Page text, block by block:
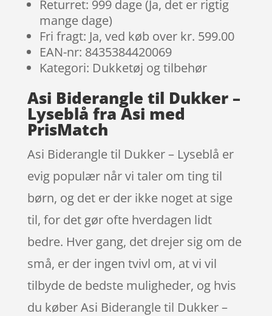
Returret: 999 dage (Ja, det er rigtig
mange dage)
Fri fragt: Ja, ved køb over kr. 599.00
EAN-nr: 8435384420069
Kategori: Dukketøj og tilbehør
Asi Biderangle til Dukker –
Lyseblå fra Asi med
PrisMatch
Asi Biderangle til Dukker – Lyseblå er
evig populær når vi taler om ting til
børn, og det er der ikke noget at sige
til, for det gør ofte hverdagen lidt
bedre. Hver gang, det drejer sig om de
små, er der ingen tvivl om, at vi vil
tilbyde de bedste muligheder, og hvis
du køber Asi Biderangle til Dukker –